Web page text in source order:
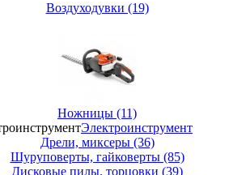
Воздуходувки (19)
Ножницы (11)
Электроинструмент
Дрели, миксеры (36)
Шуруповерты, гайковерты (85)
Дисковые пилы, торцовки (39)